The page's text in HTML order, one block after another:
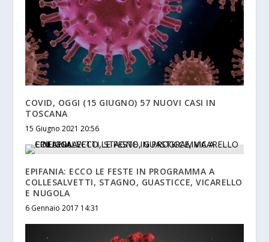
COVID, OGGI (15 GIUGNO) 57 NUOVI CASI IN
TOSCANA
15 Giugno 2021 20:56
EPIFANIA: ECCO LE FESTE IN PROGRAMMA A
COLLESALVETTI, STAGNO, GUASTICCE, VICARELLO
E NUGOLA
6 Gennaio 2017 14:31